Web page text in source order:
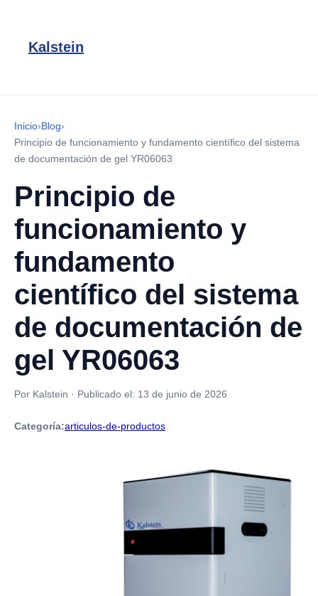
Kalstein
Inicio›Blog›
Principio de funcionamiento y fundamento científico del sistema
de documentación de gel YR06063
Principio de
funcionamiento y
fundamento
científico del sistema
de documentación de
gel YR06063
Por Kalstein · Publicado el: 13 de junio de 2026
Categoría:articulos-de-productos